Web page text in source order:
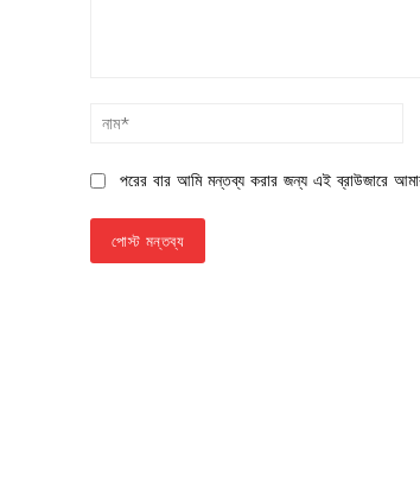
পরের বার আমি মন্তব্য করার জন্য এই ব্রাউজারে